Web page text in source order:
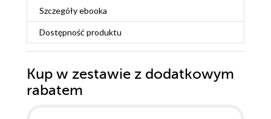
Szczegółyebooka
Dostępność produktu
Kup w zestawie z dodatkowym
rabatem